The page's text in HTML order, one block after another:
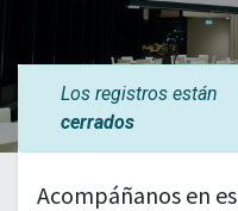
Los registros están
cerrados
Acompáñanos en